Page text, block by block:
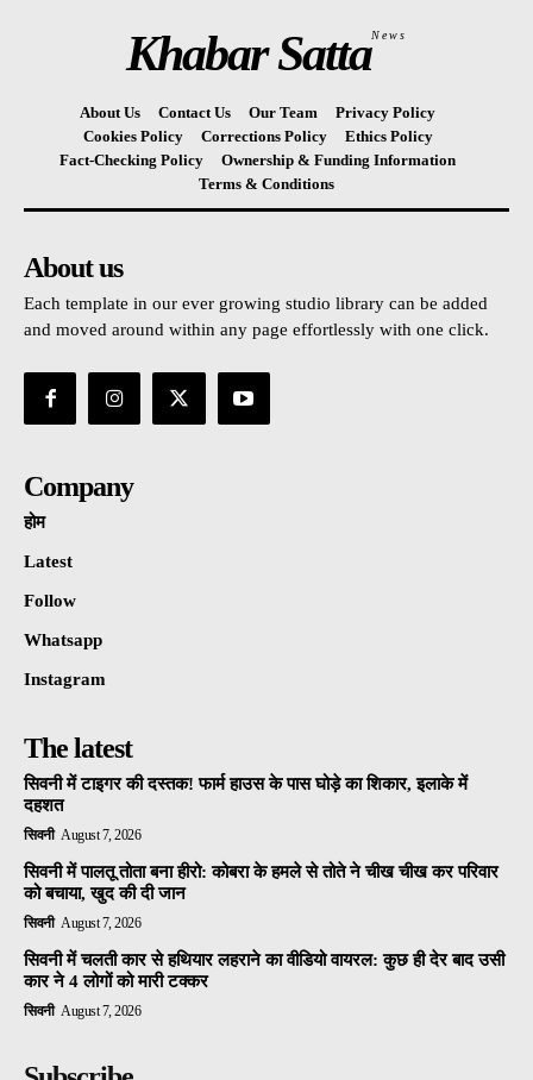
Khabar SattaNews
About Us Contact Us Our Team
Privacy Policy
Cookies Policy
Corrections Policy
Ethics Policy
Fact-Checking Policy
Ownership & Funding Information
Terms & Conditions
About us
Each template in our ever growing studio library can be added
and moved around within any page effortlessly with one click.
Company
होम
Latest
Follow
Whatsapp
Instagram
The latest
सिवनी में टाइगर की दस्तक! फार्म हाउस के पास घोड़े का शिकार, इलाके में
दहशत
सिवनी August 7, 2026
सिवनी में पालतू तोता बना हीरो: कोबरा के हमले से तोते ने चीख चीख कर परिवार
को बचाया, खुद की दी जान
सिवनी August 7, 2026
सिवनी में चलती कार से हथियार लहराने का वीडियो वायरल: कुछ ही देर बाद उसी
कार ने 4 लोगों को मारी टक्कर
सिवनी August 7, 2026